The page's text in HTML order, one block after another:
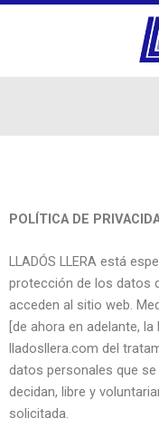
Ir
POLÍTICA DE
LLADÓS LLERA está
protección de los datos
acceden al sitio web.
[de ahora en adelante,
lladosllera.com del
datos personales que
decidan, libre y
solicitada.